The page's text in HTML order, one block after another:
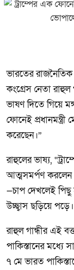
ভারতের
কংগ্রেস নেতা
ভাষণ দিতে গিয়ে
ফোনেই প্রধানমন্ত্রী
করেছেন।”
রাহুলের ভাষ্য,
আত্মসমর্পণ
—চাপ দেখলেই পিছু
উচ্ছ্বাস ছড়িয়ে
রাহুল গান্ধীর এই
পাকিস্তানের মধ্যে
৭ মে ভারত